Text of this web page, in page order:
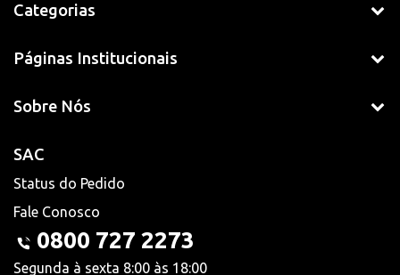
Categorias
Páginas Institucionais
Sobre Nós
SAC
Status do Pedido
Fale Conosco
0800 727 2273
Segunda à sexta 8:00 às 18:00